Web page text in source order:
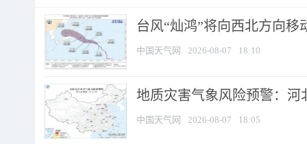
台风“灿鸿”将向西北方向移
中国天气网 2026-08-07 18:10
地质灾害气象风险预警：河
中国天气网 2026-08-07 18:05